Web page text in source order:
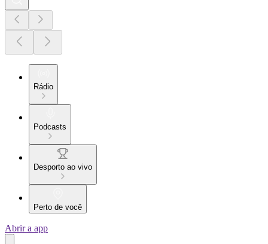
Rádio
Podcasts
Desporto ao vivo
Perto de você
Abrir a app